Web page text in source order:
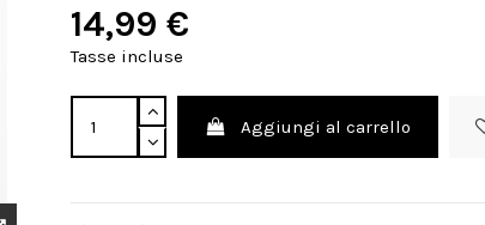
14,99 €
Tasse incluse
Aggiungi al carrello